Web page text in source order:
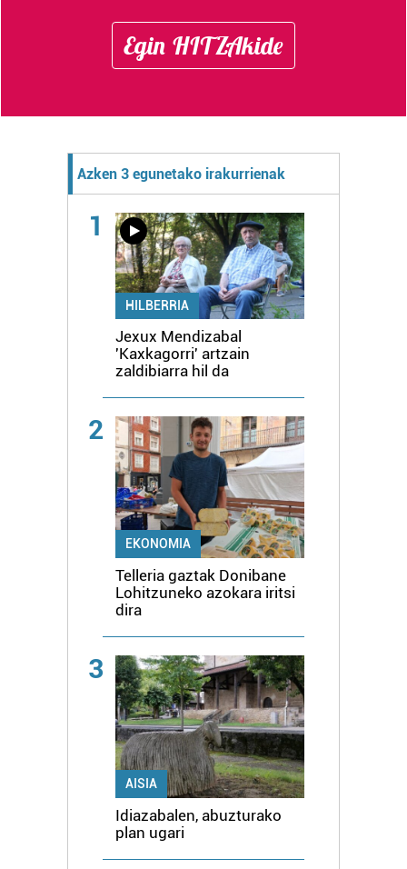
Egin HITZAkide
Azken 3 egunetako irakurrienak
1
HILBERRIA
Jexux Mendizabal
'Kaxkagorri' artzain
zaldibiarra hil da
2
EKONOMIA
Telleria gaztak Donibane
Lohitzuneko azokara iritsi
dira
3
AISIA
Idiazabalen, abuzturako
plan ugari